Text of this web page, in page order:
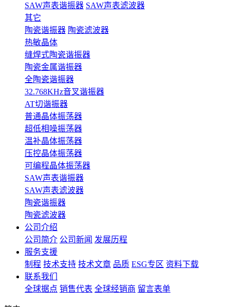
SAW声表谐振器 SAW声表滤波器
其它
陶瓷谐振器 陶瓷滤波器
热敏晶体
缝焊式陶瓷谐振器
陶瓷金属谐振器
全陶瓷谐振器
32.768KHz音叉谐振器
AT切谐振器
普通晶体振荡器
超低相噪振荡器
温补晶体振荡器
压控晶体振荡器
可编程晶体振荡器
SAW声表谐振器
SAW声表滤波器
陶瓷谐振器
陶瓷滤波器
公司介绍
公司简介 公司新闻 发展历程
服务支援
制程 技术支持 技术文章 品质 ESG专区 资料下载
联系我们
全球据点 销售代表 全球经销商 留言表单